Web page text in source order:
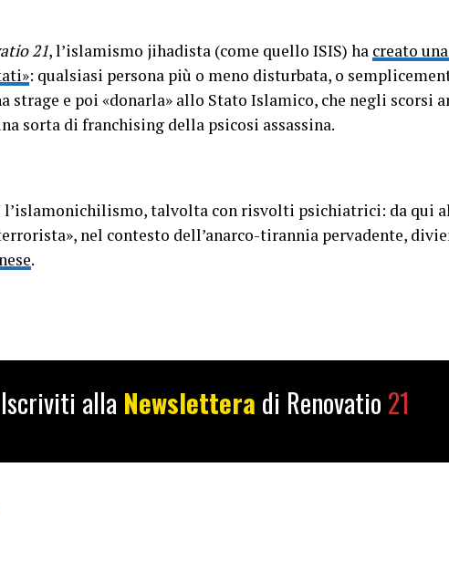
21, l’islamismo jihadista (come quello ISIS) ha creato
: qualsiasi persona più o meno disturbata, o
strage e poi «donarla» allo Stato Islamico, che negli scorsi
sorta di franchising della psicosi assassina.
l’islamonichilismo, talvolta con risvolti psichiatrici: da qui
nel contesto dell’anarco-tirannia pervadente,
.
Iscriviti alla Newslettera di Renovatio 21